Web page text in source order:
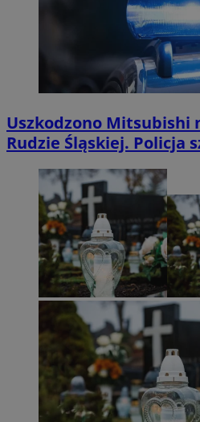
Uszkodzono Mitsubishi
Rudzie Śląskiej. Policja